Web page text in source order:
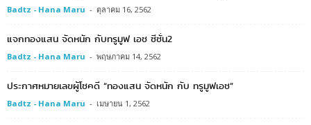
Badtz - Hana Maru - ตุลาคม 16, 2562
แจกทองแสน จัดหนัก กับทรูมูฟ เอช ซีซั่น2
Badtz - Hana Maru - พฤษภาคม 14, 2562
ประกาศหมายเลขผู้โชคดี “ทองแสน จัดหนัก กับ ทรูมูฟเอช”
Badtz - Hana Maru - เมษายน 1, 2562